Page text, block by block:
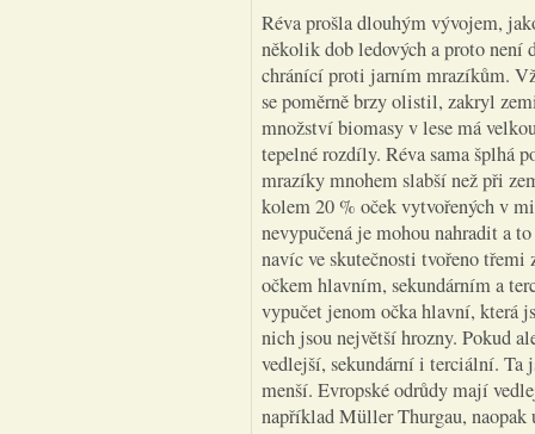
Réva prošla dlouhým vývojem,
několik dob ledových a proto není
chránící proti jarním mrazíkům.
se poměrně brzy olistil, zakryl
množství biomasy v lese má
tepelné rozdíly. Réva sama šplhá
mrazíky mnohem slabší než při
kolem 20 % oček vytvořených v
nevypučená je mohou nahradit a
navíc ve skutečnosti tvořeno třemi
očkem hlavním, sekundárním a
vypučet jenom očka hlavní, která
nich jsou největší hrozny. Pokud
vedlejší, sekundární i terciální. Ta
menší. Evropské odrůdy mají
například Müller Thurgau, naopak